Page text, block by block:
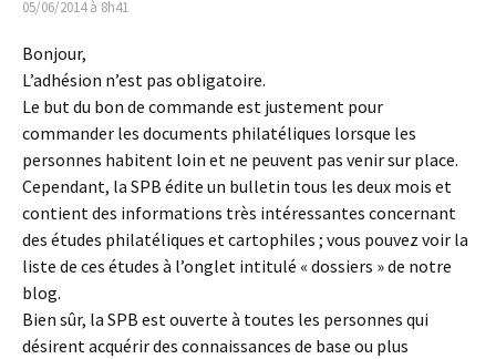
05/06/2014 à 8h41
Bonjour,
L’adhésion n’est pas obligatoire.
Le but du bon de commande est justement pour
commander les documents philatéliques lorsque les
personnes habitent loin et ne peuvent pas venir sur place.
Cependant, la SPB édite un bulletin tous les deux mois et
contient des informations très intéressantes concernant
des études philatéliques et cartophiles ; vous pouvez voir la
liste de ces études à l’onglet intitulé « dossiers » de notre
blog.
Bien sûr, la SPB est ouverte à toutes les personnes qui
désirent acquérir des connaissances de base ou plus